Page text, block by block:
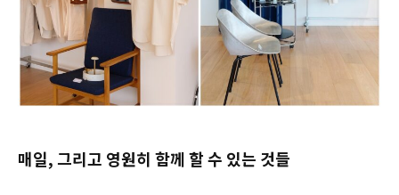
매일, 그리고 영원히 함께 할 수 있는 것들